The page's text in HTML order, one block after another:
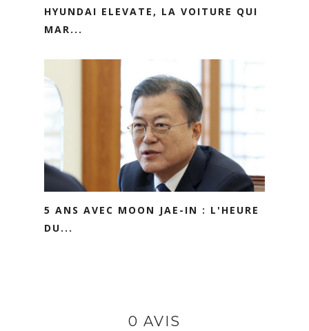
HYUNDAI ELEVATE, LA VOITURE QUI
MAR...
5 ANS AVEC MOON JAE-IN : L'HEURE
DU...
0 AVIS